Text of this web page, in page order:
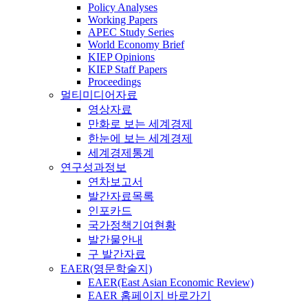
Policy Analyses
Working Papers
APEC Study Series
World Economy Brief
KIEP Opinions
KIEP Staff Papers
Proceedings
멀티미디어자료
영상자료
만화로 보는 세계경제
한눈에 보는 세계경제
세계경제통계
연구성과정보
연차보고서
발간자료목록
인포카드
국가정책기여현황
발간물안내
구 발간자료
EAER(영문학술지)
EAER(East Asian Economic Review)
EAER 홈페이지 바로가기